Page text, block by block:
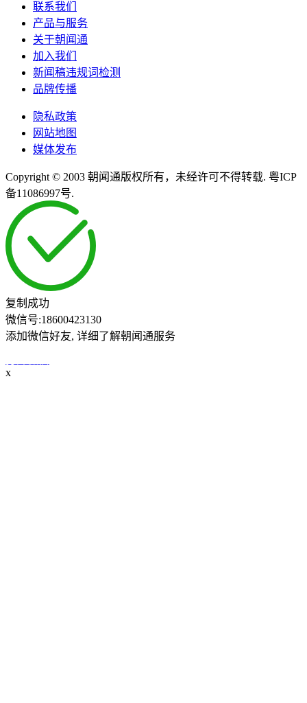
联系我们
产品与服务
关于朝闻通
加入我们
新闻稿违规词检测
品牌传播
隐私政策
网站地图
媒体发布
Copyright © 2003 朝闻通版权所有，未经许可不得转载. 粤ICP
备11086997号.
复制成功
微信号:18600423130
添加微信好友, 详细了解朝闻通服务
x